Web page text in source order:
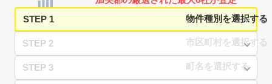
STEP 1
STEP 2
STEP 3